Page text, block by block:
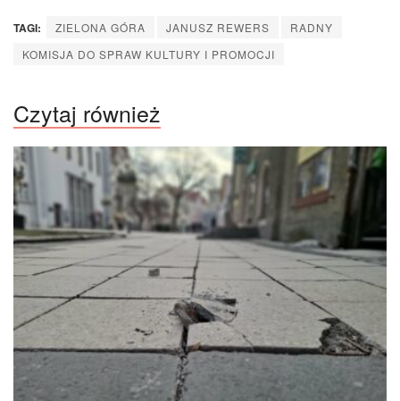
TAGI: ZIELONA GÓRA JANUSZ REWERS
RADNY
KOMISJA DO SPRAW KULTURY I PROMOCJI
Czytaj również